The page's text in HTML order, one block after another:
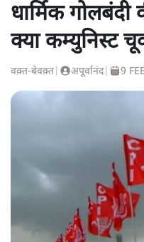
धार्मिक
क्या कम्युनिस्ट
वक़्त-बेवक़्त अपूर्वानंद| 9